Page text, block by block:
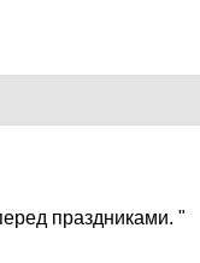
праздниками. "